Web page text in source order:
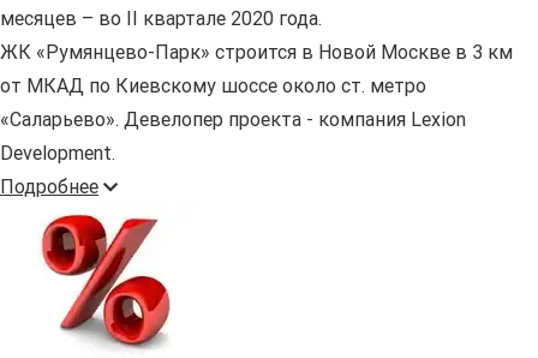
месяцев – во II квартале 2020 года.
ЖК «Румянцево-Парк» строится в Новой Москве в 3 км
от МКАД по Киевскому шоссе около ст. метро
«Саларьево». Девелопер проекта - компания Lexion
Development.
Подробнее